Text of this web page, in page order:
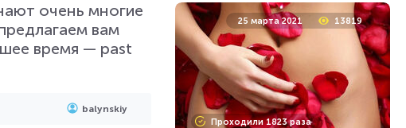
очень многие
вам
время — past
balynskiy
25 марта 2021 13819
Проходили 1823 раза